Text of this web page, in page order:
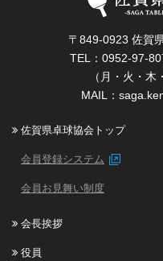
〒849-0923 佐賀
TEL：0952-97-
（月・火・
MAIL：
佐賀県卓球協会トップ
会員登録システム
会員お見舞い制度
会長挨拶
役員